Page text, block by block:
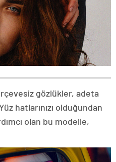
gözlükler, adeta
hatlarınızı olduğundan
olan bu modelle,